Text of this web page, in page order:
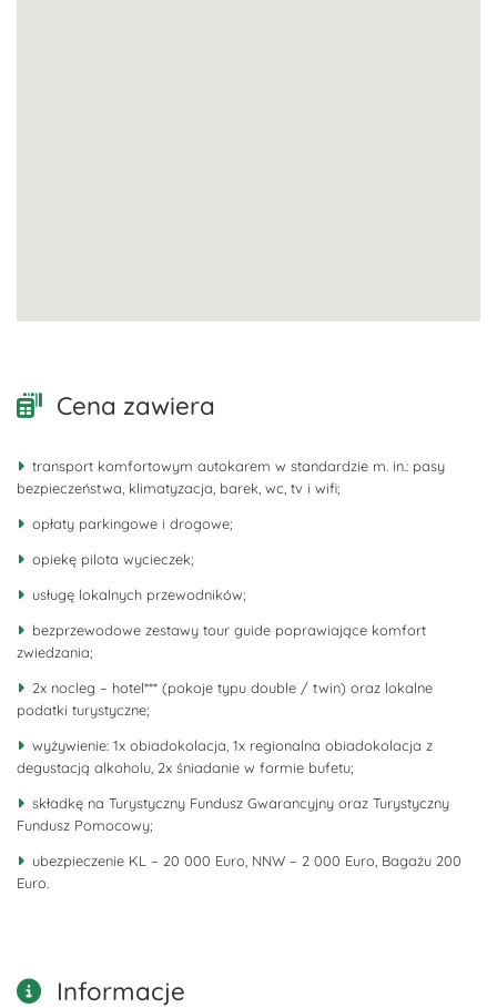
Cena zawiera
transport komfortowym autokarem w standardzie m. in.: pasy
bezpieczeństwa, klimatyzacja, barek, wc, tv i wifi;
opłaty parkingowe i drogowe;
opiekę pilota wycieczek;
usługę lokalnych przewodników;
bezprzewodowe zestawy tour guide poprawiające komfort
zwiedzania;
2x nocleg – hotel*** (pokoje typu double / twin) oraz lokalne
podatki turystyczne;
wyżywienie: 1x obiadokolacja, 1x regionalna obiadokolacja z
degustacją alkoholu, 2x śniadanie w formie bufetu;
składkę na Turystyczny Fundusz Gwarancyjny oraz Turystyczny
Fundusz Pomocowy;
ubezpieczenie KL – 20 000 Euro, NNW – 2 000 Euro, Bagażu 200
Euro.
Informacje